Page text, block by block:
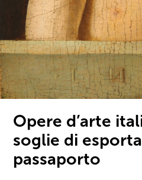
Opere d’arte
soglie di
passaporto